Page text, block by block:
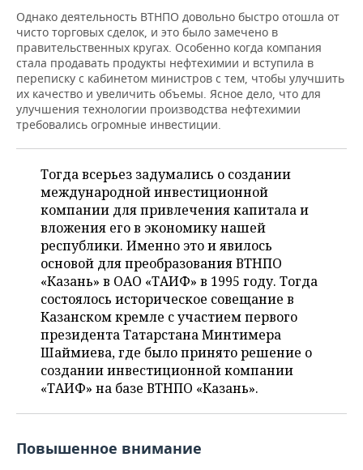
Однако деятельность ВТНПО довольно быстро отошла от
чисто торговых сделок, и это было замечено в
правительственных кругах. Особенно когда компания
стала продавать продукты нефтехимии и вступила в
переписку с кабинетом министров с тем, чтобы улучшить
их качество и увеличить объемы. Ясное дело, что для
улучшения технологии производства нефтехимии
требовались огромные инвестиции.
Тогда всерьез задумались о создании
международной инвестиционной
компании для привлечения капитала и
вложения его в экономику нашей
республики. Именно это и явилось
основой для преобразования ВТНПО
«Казань» в ОАО «ТАИФ» в 1995 году. Тогда
состоялось историческое совещание в
Казанском кремле с участием первого
президента Татарстана Минтимера
Шаймиева, где было принято решение о
создании инвестиционной компании
«ТАИФ» на базе ВТНПО «Казань».
Повышенное внимание